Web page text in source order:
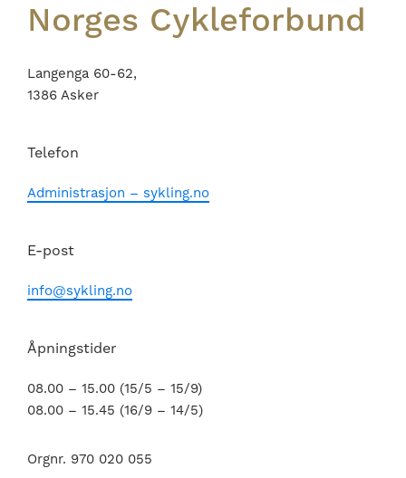
Norges Cykleforbund
Langenga 60-62,
1386 Asker
Telefon
Administrasjon – sykling.no
E-post
info@sykling.no
Åpningstider
08.00 – 15.00 (15/5 – 15/9)
08.00 – 15.45 (16/9 – 14/5)
Orgnr. 970 020 055